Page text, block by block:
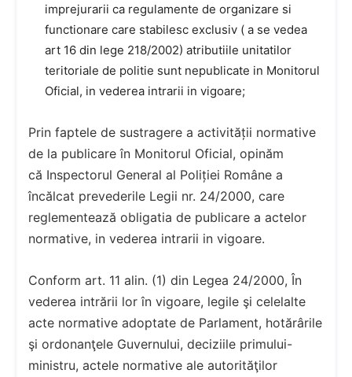
imprejurarii ca regulamente de organizare si
functionare care stabilesc exclusiv ( a se vedea
art 16 din lege 218/2002) atributiile unitatilor
teritoriale de politie sunt nepublicate in Monitorul
Oficial, in vederea intrarii in vigoare;
Prin faptele de sustragere a activității normative
de la publicare în Monitorul Oficial, opinăm
că Inspectorul General al Poliției Române a
încălcat prevederile Legii nr. 24/2000, care
reglementează obligatia de publicare a actelor
normative, in vederea intrarii in vigoare.
Conform art. 11 alin. (1) din Legea 24/2000, În
vederea intrării lor în vigoare, legile şi celelalte
acte normative adoptate de Parlament, hotărârile
şi ordonanţele Guvernului, deciziile primului-
ministru, actele normative ale autorităţilor